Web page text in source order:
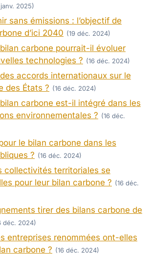
2025)
sans émissions : l’objectif de
d’ici 2040 (19 déc. 2024)
carbone pourrait-il évoluer
technologies ? (16 déc. 2024)
accords internationaux sur le
des États ? (16 déc. 2024)
carbone est-il intégré dans les
environnementales ? (16 déc.
le bilan carbone dans les
? (16 déc. 2024)
collectivités territoriales se
pour leur bilan carbone ? (16 déc.
tirer des bilans carbone de
déc. 2024)
entreprises renommées ont-elles
carbone ? (16 déc. 2024)